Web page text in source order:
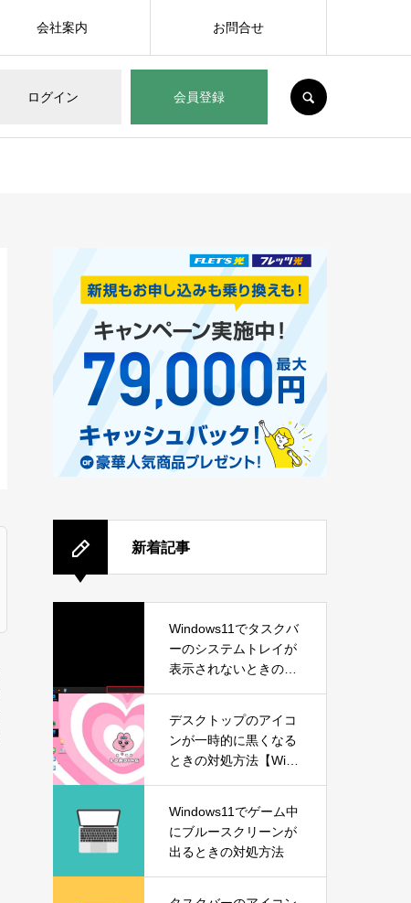
ログイン 会員登録
会社案内 お問合せ
新着記事
Windows11でタスクバ
ーのシステムトレイが
表示されないときの対
デスクトップのアイコ
ンが一時的に黒くなる
ときの対処方法【Wind
Windows11でゲーム中
にブルースクリーンが
出るときの対処方法